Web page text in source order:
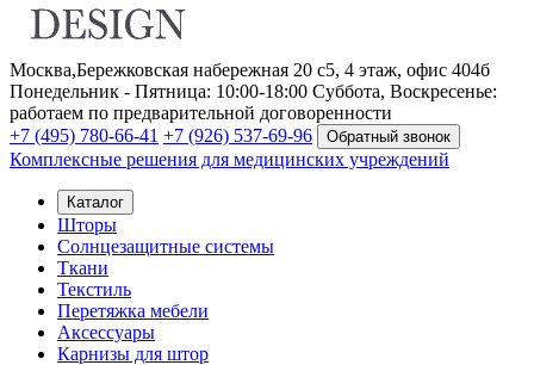
Москва,Бережковская набережная 20 с5, 4 этаж, офис 404б
Понедельник - Пятница: 10:00-18:00 Суббота, Воскресенье:
работаем по предварительной договоренности
+7 (495) 780-66-41 +7 (926) 537-69-96 Обратный звонок
Комплексные решения для медицинских учреждений
Каталог
Шторы
Солнцезащитные системы
Ткани
Текстиль
Перетяжка мебели
Аксессуары
Карнизы для штор